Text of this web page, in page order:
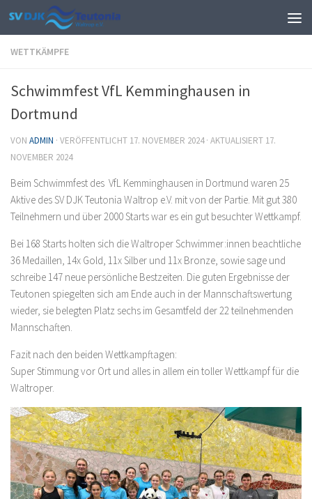
Zum Inhalt springen
WETTKÄMPFE
Schwimmfest VfL Kemminghausen in
Dortmund
VON ADMIN · VERÖFFENTLICHT 17. NOVEMBER 2024· AKTUALISIERT 17.
NOVEMBER 2024
Beim Schwimmfest des VfL Kemminghausen in Dortmund waren 25
Aktive des SV DJK Teutonia Waltrop e.V. mit von der Partie. Mit gut 380
Teilnehmern und über 2000 Starts war es ein gut besuchter Wettkampf.
Bei 168 Starts holten sich die Waltroper Schwimmer:innen beachtliche
36 Medaillen, 14x Gold, 11x Silber und 11x Bronze, sowie sage und
schreibe 147 neue persönliche Bestzeiten. Die guten Ergebnisse der
Teutonen spiegelten sich am Ende auch in der Mannschaftswertung
wieder, sie belegten Platz sechs im Gesamtfeld der 22 teilnehmenden
Mannschaften.
Fazit nach den beiden Wettkampftagen:
Super Stimmung vor Ort und alles in allem ein toller Wettkampf für die
Waltroper.